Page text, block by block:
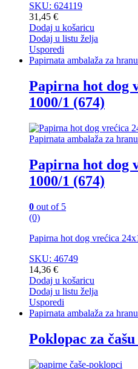
SKU: 624119
31,45 €
Dodaj u košaricu
Dodaj u listu želja
Usporedi
Papirnata ambalaža za
Papirna hot dog
1000/1 (674)
Papirnata ambalaža za
Papirna hot dog
1000/1 (674)
0 out of 5
(0)
Papirna hot dog vrećica
SKU: 46749
14,36 €
Dodaj u košaricu
Dodaj u listu želja
Usporedi
Papirnata ambalaža za
Poklopac za čašu